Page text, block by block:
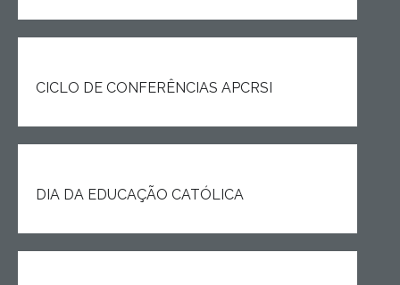
CICLO DE CONFERÊNCIAS APCRSI
DIA DA EDUCAÇÃO CATÓLICA